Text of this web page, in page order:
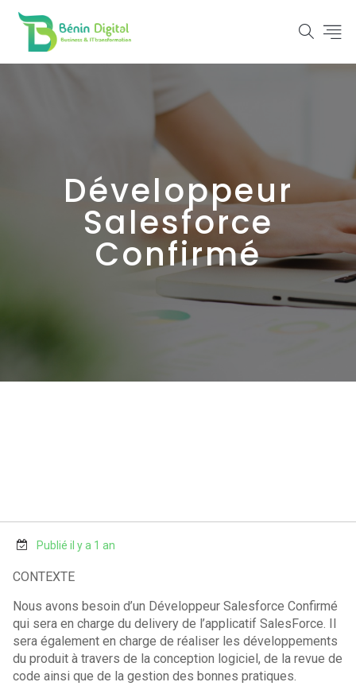
Développeur
Salesforce
Confirmé
Publié il y a 1 an
CONTEXTE
Nous avons besoin d’un Développeur Salesforce Confirmé
qui sera en charge du delivery de l’applicatif SalesForce. Il
sera également en charge de réaliser les développements
du produit à travers de la conception logiciel, de la revue de
code ainsi que de la gestion des bonnes pratiques.